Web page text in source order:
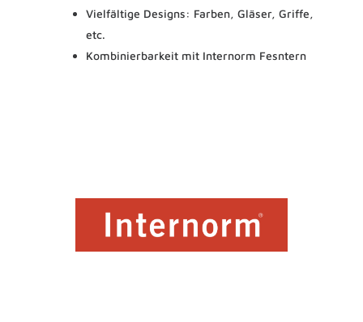
Vielfältige Designs: Farben, Gläser, Griffe,
etc.
Kombinierbarkeit mit Internorm Fesntern